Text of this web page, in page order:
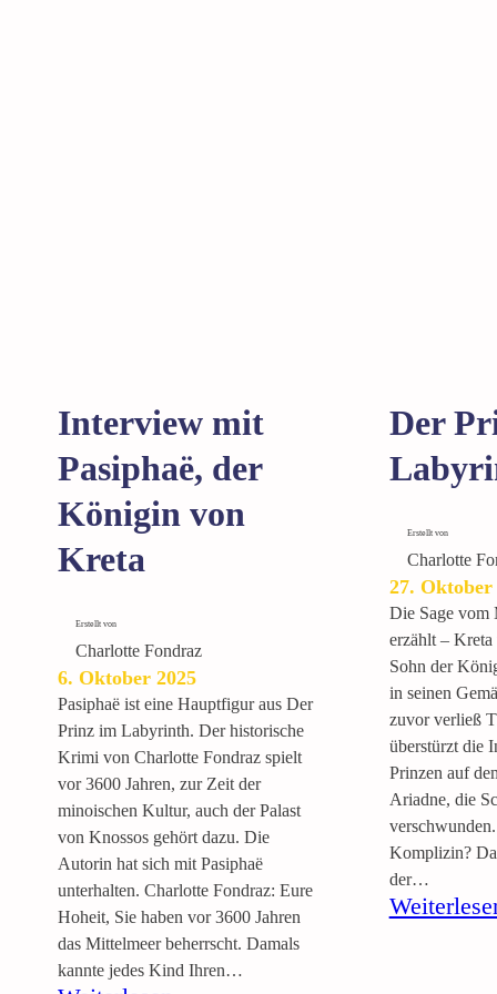
Interview mit
Pasiphaë, der
Königin von
Kreta
Erstellt von
Charlotte Fondraz
6. Oktober 2025
Pasiphaë ist eine Hauptfigur aus Der
Prinz im Labyrinth. Der historische
Krimi von Charlotte Fondraz spielt
vor 3600 Jahren, zur Zeit der
minoischen Kultur, auch der Palast
von Knossos gehört dazu. Die
Autorin hat sich mit Pasiphaë
unterhalten. Charlotte Fondraz: Eure
Hoheit, Sie haben vor 3600 Jahren
das Mittelmeer beherrscht. Damals
kannte jedes Kind Ihren…
Der
Erstellt von
Charlotte
27. Oktober
Die Sage vom
erzählt –
Sohn der
in seinen
zuvor verließ
überstürzt die
Prinzen auf
Ariadne, die
Komplizin?
der…